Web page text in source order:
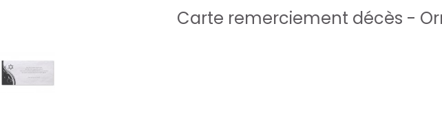
Carte remerciement décès -